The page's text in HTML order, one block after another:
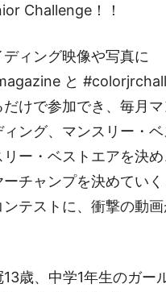
Challenge！！
ディング映像や写真に
と
だけで参加でき、毎月
ィング、マンスリー・
リー・ベストエアを決
チャンプを決めてい
ンテストに、衝撃の動
歳、中学1年生のガー